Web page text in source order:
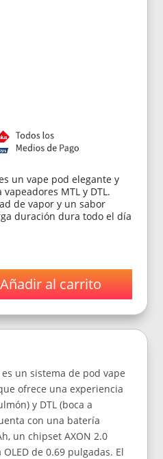
un vape pod elegante y
MTL y DTL.
de vapor y un sabor
duración dura todo el día
Añadir al carrito
es un sistema de pod vape
ofrece una experiencia
y DTL (boca a
con una batería
un chipset AXON 2.0
de 0.69 pulgadas. El